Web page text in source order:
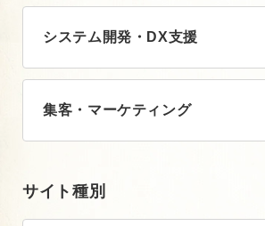
システム開発・DX支援
集客・マーケティング
サイト種別